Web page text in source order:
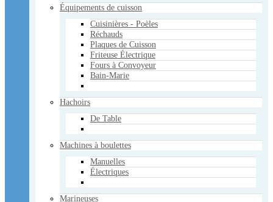
Verticaux
Horizontaux
Sacs Sous Vide
3mil
4mil
5mil
Scies
Manuelles
À Ruban
Trancheurs
Victorinox
Fibrox
Bois de Rose
Équipements de cuisson
Cuisinières - Poèles
Réchauds
Plaques de Cuisson
Friteuse Électrique
Fours à Convoyeur
Bain-Marie
Hachoirs
De Table
Machines à boulettes
Manuelles
Électriques
Marineuses